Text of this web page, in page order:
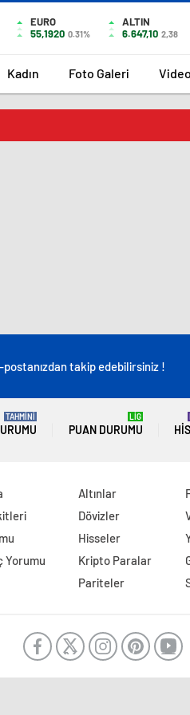
EURO
55,1920 0.31%
ALTIN
6.647,10 2,38
Kadın Foto Galeri
takip edebilirsiniz !
TAHMİNİ
PUAN DURUMU
LİG
Yorumu
Altınlar
Dövizler
Hisseler
Kripto Paralar
Pariteler